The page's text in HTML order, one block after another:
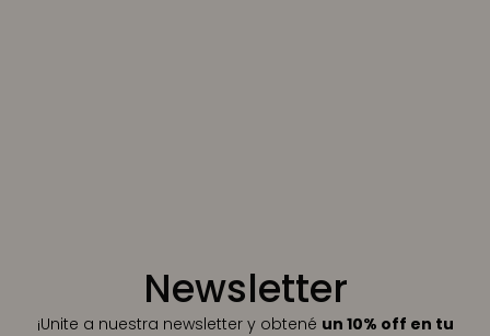
Newsletter
¡Unite a nuestra newsletter y obtené un 10% off en tu